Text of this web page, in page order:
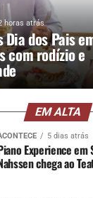
horas atrás
dos Pais
com rodízio e
EM ALTA
5 dias atrás
Experience em
chega ao